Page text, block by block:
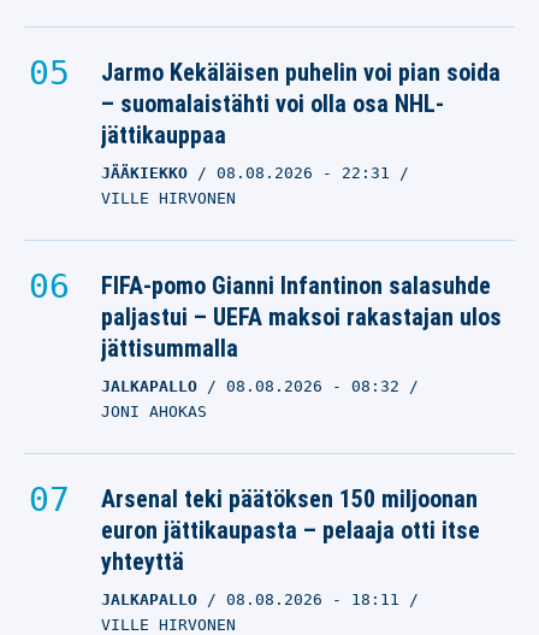
Jarmo Kekäläisen puhelin voi pian soida
– suomalaistähti voi olla osa NHL-
jättikauppaa
JÄÄKIEKKO 08.08.2026 - 22:31
VILLE HIRVONEN
FIFA-pomo Gianni Infantinon salasuhde
paljastui – UEFA maksoi rakastajan ulos
jättisummalla
JALKAPALLO 08.08.2026 - 08:32
JONI AHOKAS
Arsenal teki päätöksen 150 miljoonan
euron jättikaupasta – pelaaja otti itse
yhteyttä
JALKAPALLO 08.08.2026 - 18:11
VILLE HIRVONEN